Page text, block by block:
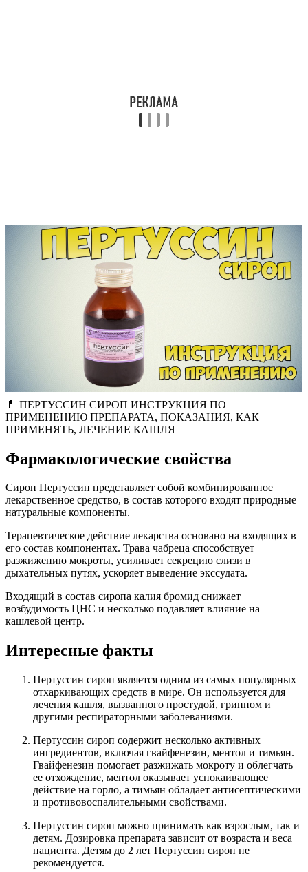
💊 ПЕРТУССИН СИРОП ИНСТРУКЦИЯ ПО
ПРИМЕНЕНИЮ ПРЕПАРАТА, ПОКАЗАНИЯ, КАК
ПРИМЕНЯТЬ, ЛЕЧЕНИЕ КАШЛЯ
Фармакологические свойства
Сироп Пертуссин представляет собой комбинированное
лекарственное средство, в состав которого входят природные
натуральные компоненты.
Терапевтическое действие лекарства основано на входящих в
его состав компонентах. Трава чабреца способствует
разжижению мокроты, усиливает секрецию слизи в
дыхательных путях, ускоряет выведение экссудата.
Входящий в состав сиропа калия бромид снижает
возбудимость ЦНС и несколько подавляет влияние на
кашлевой центр.
Интересные факты
Пертуссин сироп является одним из самых популярных
отхаркивающих средств в мире. Он используется для
лечения кашля, вызванного простудой, гриппом и
другими респираторными заболеваниями.
Пертуссин сироп содержит несколько активных
ингредиентов, включая гвайфенезин, ментол и тимьян.
Гвайфенезин помогает разжижать мокроту и облегчать
ее отхождение, ментол оказывает успокаивающее
действие на горло, а тимьян обладает антисептическими
и противовоспалительными свойствами.
Пертуссин сироп можно принимать как взрослым, так и
детям. Дозировка препарата зависит от возраста и веса
пациента. Детям до 2 лет Пертуссин сироп не
рекомендуется.